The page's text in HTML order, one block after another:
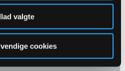
valgte
cookies
Likes 2